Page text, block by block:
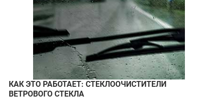
КАК ЭТО РАБОТАЕТ: СТЕКЛООЧИСТИТЕЛИ
ВЕТРОВОГО СТЕКЛА